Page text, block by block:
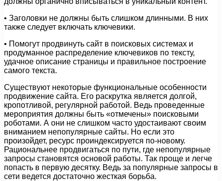
• Заголовки не должны быть слишком длинными. В них
также следует включать ключевики.
• Помогут продвинуть сайт в поисковых системах и
продуманное распределение ключевиков по тексту,
удачное описание страницы и правильное построение
самого текста.
Существуют некоторые функциональные особенности
продвижение сайта. Его раскрутка является долгой,
кропотливой, регулярной работой. Ведь проведенные
мероприятия должны быть «отмечены» поисковыми
роботами. А они не слишком часто удостаивают своим
вниманием непопулярные сайты. Но если это
произойдет, ресурс проиндексируется по-новому.
Рациональнее продвигаться по пути, где непопулярные
запросы становятся основой работы. Так проще и легче
попасть в первую десятку. Ведь за популярные запросы в
сети ведется достаточно жесткая борьба.